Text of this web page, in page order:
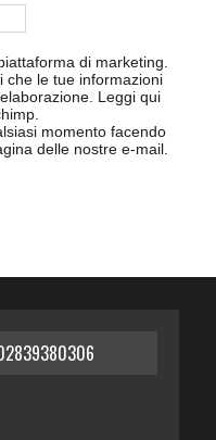
di marketing.
che le tue informazioni
Leggi qui
momento facendo
delle nostre e-mail.
02839380306